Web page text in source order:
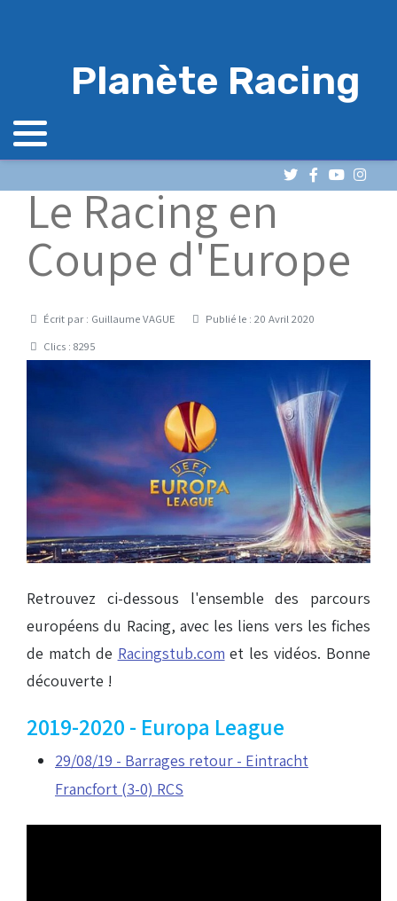
Planète Racing
Le Racing en
Coupe d'Europe
DétailsÉcrit par : Guillaume VAGUE
Publié le : 20 Avril 2020
Clics : 8295
Retrouvez ci-dessous l'ensemble des parcours
européens du Racing, avec les liens vers les fiches
de match de Racingstub.com et les vidéos. Bonne
découverte !
2019-2020 - Europa League
29/08/19 - Barrages retour - Eintracht
Francfort (3-0) RCS